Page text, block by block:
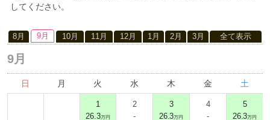
してください。
8月 9月 10月 11月 12月 1月 2月 3月 全て表示
9月
日 月 火 水 木 金 土
1
26.3万円
2
-
3
26.3万円
4
-
5
26.3万円